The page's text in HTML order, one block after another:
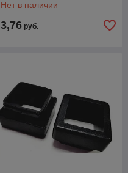
Нет в наличии
3,76 руб.